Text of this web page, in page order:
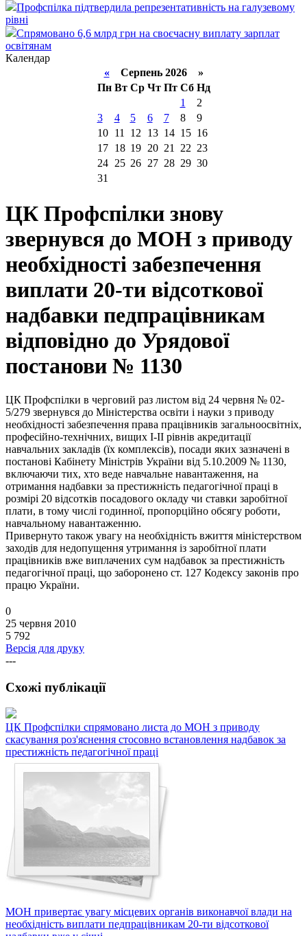
Профспілка підтвердила репрезентативність на галузевому
рівні
Спрямовано 6,6 млрд грн на своєчасну виплату зарплат
освітянам
Календар
«Серпень 2026 »
Пн Вт Ср Чт Пт Сб Нд
1
2
3
4 5 6 7 8
9
10
11 12 13 14 15 16
17
18 19 20 21 22 23
24
25 26 27 28 29 30
31
ЦК Профспілки знову
звернувся до МОН з приводу
необхідності забезпечення
виплати 20-ти відсоткової
надбавки педпрацівникам
відповідно до Урядової
постанови № 1130
ЦК Профспілки в черговий раз листом від 24 червня № 02-
5/279 звернувся до Міністерства освіти і науки з приводу
необхідності забезпечення права працівників загальноосвітніх,
професійно-технічних, вищих I-II рівнів акредитації
навчальних закладів (їх комплексів), посади яких зазначені в
постанові Кабінету Міністрів України від 5.10.2009 № 1130,
включаючи тих, хто веде навчальне навантаження, на
отримання надбавки за престижність педагогічної праці в
розмірі 20 відсотків посадового окладу чи ставки заробітної
плати, в тому числі годинної, пропорційно обсягу роботи,
навчальному навантаженню.
Привернуто також увагу на необхідність вжиття міністерством
заходів для недопущення утримання із заробітної плати
працівників вже виплачених сум надбавок за престижність
педагогічної праці, що заборонено ст. 127 Кодексу законів про
працю України.
0
25 червня 2010
5 792
Версія для друку
---
Схожі публікації
ЦК Профспілки спрямовано листа до МОН з приводу
скасування роз'яснення стосовно встановлення надбавок за
престижність педагогічної праці
МОН привертає увагу місцевих органів виконавчої влади на
необхідність виплати педпрацівникам 20-ти відсоткової